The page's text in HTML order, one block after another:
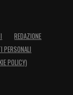
REDAZIONE
PERSONALI
POLICY)